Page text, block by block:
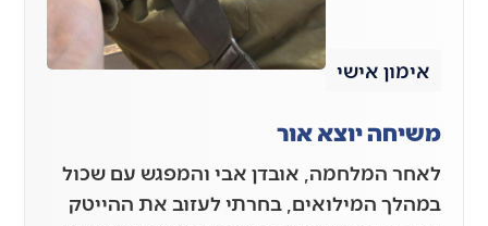
אימון אישי
משיחה יוצא אור
לאחר המלחמה, אובדן אבי והמפגש עם שכול
במהלך המילואים, בחרתי לעזוב את ההייטק